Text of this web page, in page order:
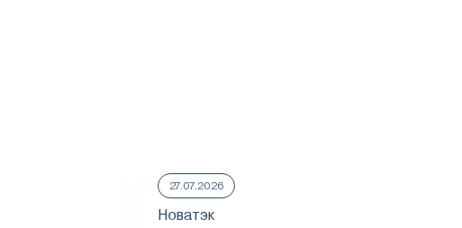
27.07.2026
Новатэк